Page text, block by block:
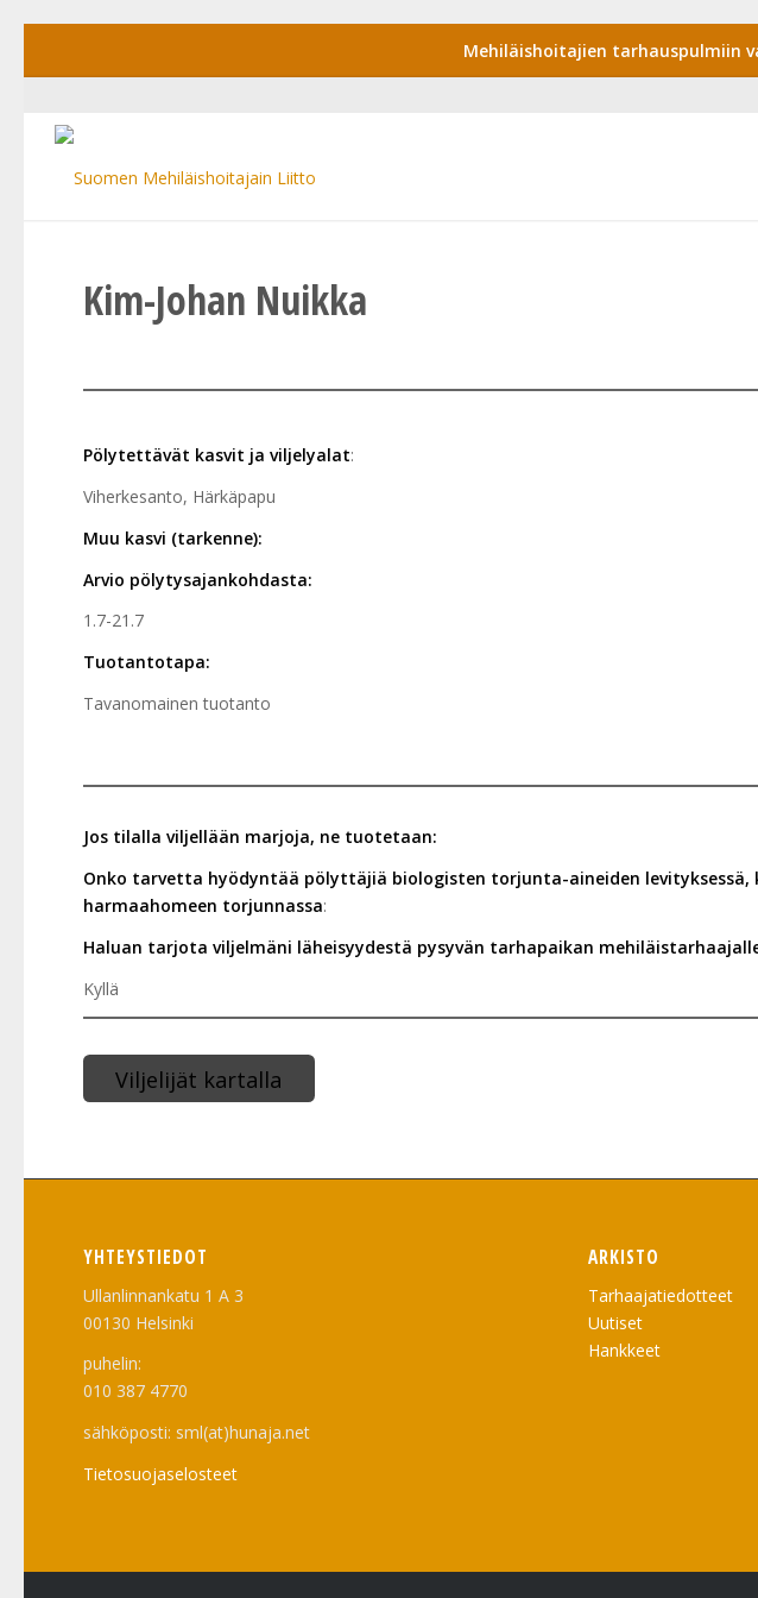
Mehiläishoitajien tarhauspulmiin
Kim-Johan Nuikka
Pölytettävät kasvit ja viljelyalat:
Viherkesanto, Härkäpapu
Muu kasvi (tarkenne):
Arvio pölytysajankohdasta:
1.7-21.7
Tuotantotapa:
Tavanomainen tuotanto
Jos tilalla viljellään marjoja, ne tuotetaan:
Onko tarvetta hyödyntää pölyttäjiä biologisten torjunta-aineiden levityksessä,
harmaahomeen torjunnassa:
Haluan tarjota viljelmäni läheisyydestä pysyvän tarhapaikan
Kyllä
Viljelijät kartalla
YHTEYSTIEDOT
Ullanlinnankatu 1 A 3
00130 Helsinki
puhelin:
010 387 4770
sähköposti: sml(at)hunaja.net
Tietosuojaselosteet
ARKISTO
Tarhaajatiedotteet
Uutiset
Hankkeet